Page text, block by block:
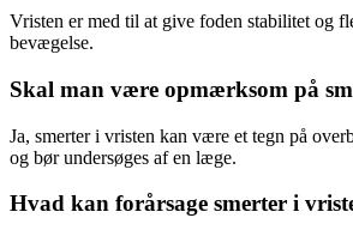
Vristen er med til at give foden stabilitet og
bevægelse.
Skal man være opmærksom på
Ja, smerter i vristen kan være et tegn på
og bør undersøges af en læge.
Hvad kan forårsage smerter i